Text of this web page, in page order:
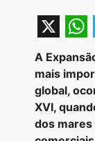
X W
h
a
t
A
mais
global,
XVI,
dos